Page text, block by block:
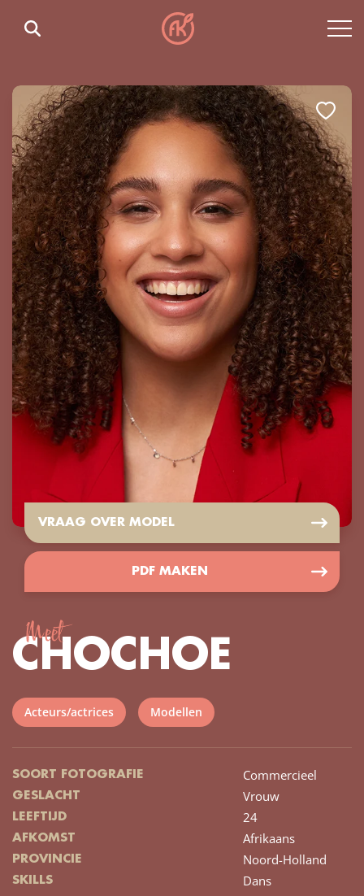
VRAAG OVER MODEL
PDF MAKEN
Meet
CHOCHOE
Acteurs/actrices Modellen
SOORT FOTOGRAFIE Commercieel
GESLACHT Vrouw
LEEFTIJD 24
AFKOMST Afrikaans
PROVINCIE Noord-Holland
SKILLS Dans